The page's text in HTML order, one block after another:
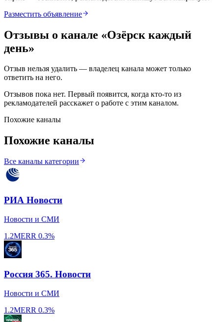
Разместить объявление
Отзывы о канале «Озёрск каждый
день»
Отзыв нельзя удалить — владелец канала может только
ответить на него.
Отзывов пока нет. Первый появится, когда кто-то из
рекламодателей расскажет о работе с этим каналом.
Похожие каналы
Похожие каналы
Все каналы категории
РИА Новости
Новости и СМИ
1.2MERR 0.3%
Россия 365. Новости
Новости и СМИ
1.2MERR 0.3%